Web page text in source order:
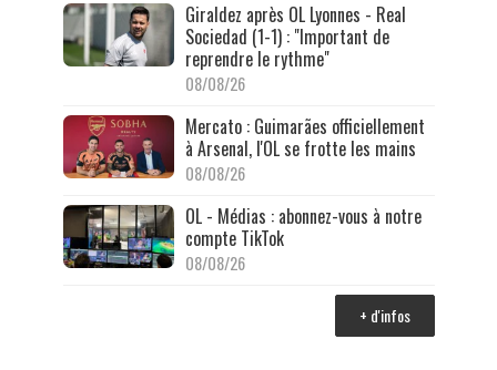
Giraldez après OL Lyonnes - Real
Sociedad (1-1) : "Important de
reprendre le rythme"
08/08/26
Mercato : Guimarães officiellement
à Arsenal, l'OL se frotte les mains
08/08/26
OL - Médias : abonnez-vous à notre
compte TikTok
08/08/26
+ d'infos